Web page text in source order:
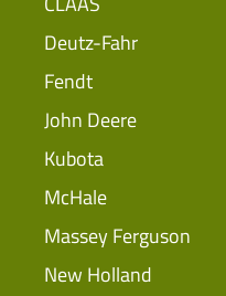
Deutz-Fahr
Fendt
John Deere
Kubota
McHale
Massey Ferguson
New Holland